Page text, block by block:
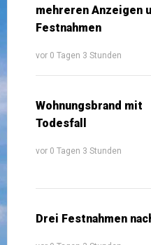
mehreren Anzeigen
Festnahmen
vor 0 Tagen 3 Stunden
Wohnungsbrand mit
Todesfall
vor 0 Tagen 3 Stunden
Drei Festnahmen